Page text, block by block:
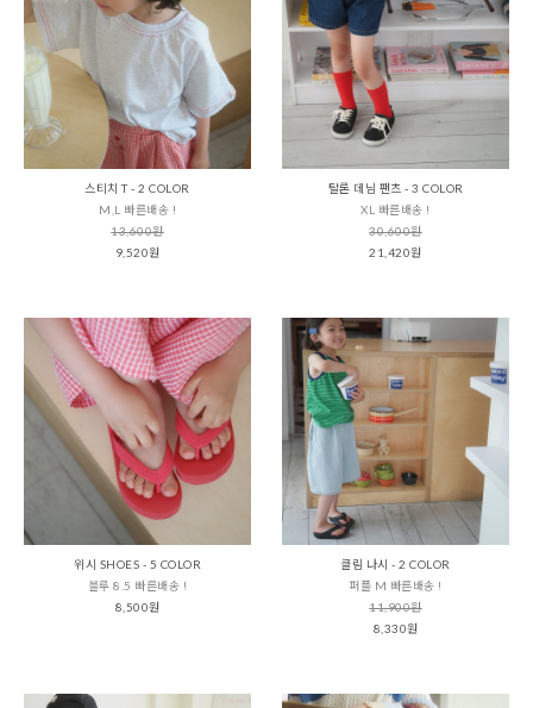
스티치 T - 2 COLOR
M,L 빠른배송 !
13,600원
9,520원
탈론 데님 팬츠 - 3 COLOR
XL 빠른배송 !
30,600원
21,420원
위시 SHOES - 5 COLOR
블루 8.5 빠른배송 !
8,500원
클림 나시 - 2 COLOR
퍼플 M 빠른배송 !
11,900원
8,330원